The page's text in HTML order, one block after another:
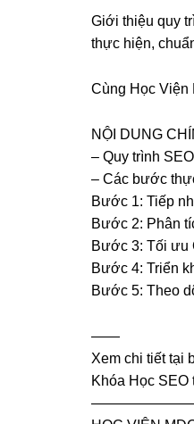
Giới thiệu quy
thực hiện,
Cùng Học Viện
NỘI DUNG
– Quy trình
– Các bước
Bước 1: Tiếp
Bước 2: Phân
Bước 3: Tối ưu
Bước 4: Triển
Bước 5: Theo
——
Xem chi tiết tại
Khóa Học SEO